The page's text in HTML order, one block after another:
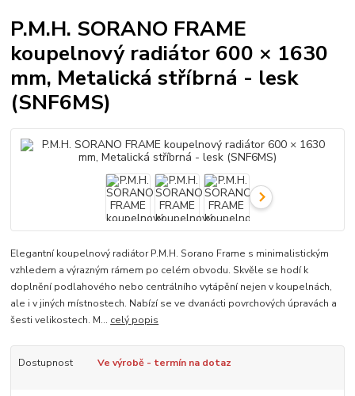
P.M.H. SORANO FRAME
koupelnový radiátor 600 × 1630
mm, Metalická stříbrná - lesk
(SNF6MS)
Elegantní koupelnový radiátor P.M.H. Sorano Frame s minimalistickým
vzhledem a výrazným rámem po celém obvodu. Skvěle se hodí k
doplnění podlahového nebo centrálního vytápění nejen v koupelnách,
ale i v jiných místnostech. Nabízí se ve dvanácti povrchových úpravách a
šesti velikostech. M... celý popis
Dostupnost Ve výrobě - termín na dotaz